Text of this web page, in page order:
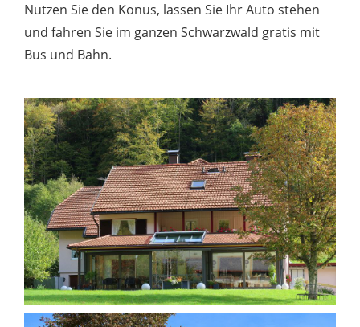
Nutzen Sie den Konus, lassen Sie Ihr Auto stehen
und fahren Sie im ganzen Schwarzwald gratis mit
Bus und Bahn.